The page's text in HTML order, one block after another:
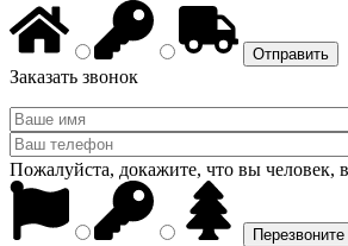
Заказать звонок
Пожалуйста, докажите, что вы человек,